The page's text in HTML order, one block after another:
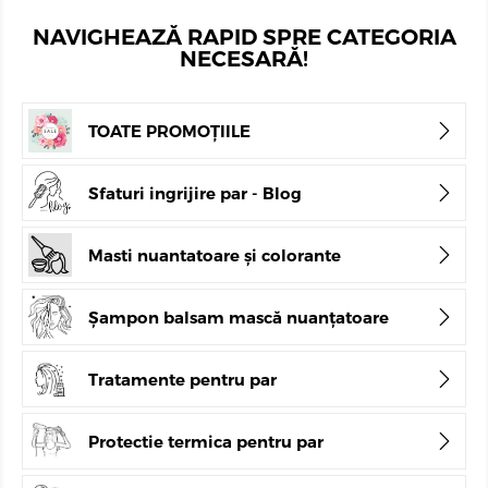
NAVIGHEAZĂ RAPID SPRE CATEGORIA
NECESARĂ!
TOATE PROMOȚIILE
Sfaturi ingrijire par - Blog
Masti nuantatoare și colorante
Șampon balsam mască nuanțatoare
Tratamente pentru par
Protectie termica pentru par